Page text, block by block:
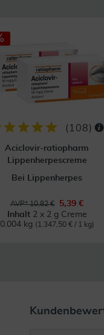
( 108)
Aciclovir-ratiopharm
Lippenherpescreme
Bei Lippenherpes
AVP* 10,82 €
5,39 €
Inhalt 2 x 2 g Creme
0.004 kg (1.347,50 € / 1 kg)